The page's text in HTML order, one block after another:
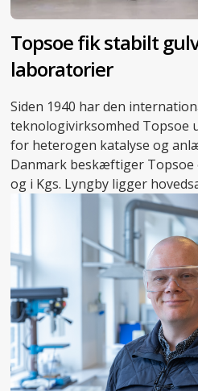
Topsoe fik stabilt
laboratorier
Siden 1940 har den
teknologivirksomhed Topsoe
for heterogen katalyse og
Danmark beskæftiger Topsoe
og i Kgs. Lyngby ligger
adskillige laboratorier, der
virksomhedens